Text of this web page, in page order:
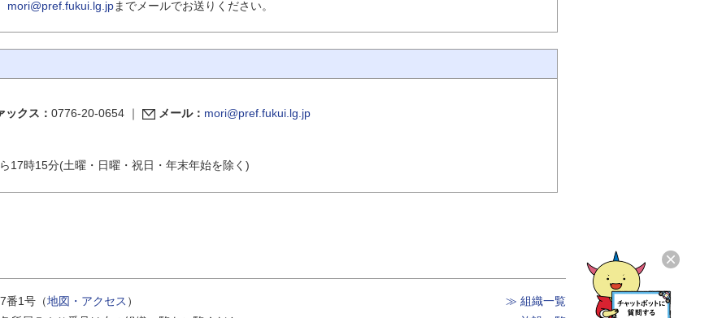
mori@pref.fukui.lg.jpまでメールでお送りください。
ックス： 0776-20-0654 ｜ メール： mori@pref.fukui.lg.jp
17時15分(土曜・日曜・祝日・年末年始を除く)
番1号（地図・アクセス ）
≫ 組織一覧